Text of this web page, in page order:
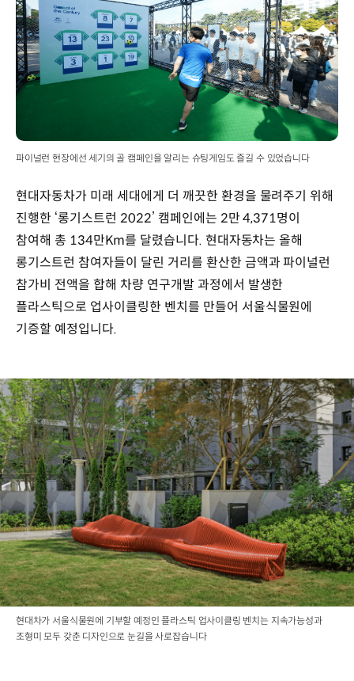
파이널런 현장에선 세기의 골 캠페인을 알리는 슈팅게임도 즐길 수 있었습니다
현대자동차가 미래 세대에게 더 깨끗한 환경을 물려주기 위해
진행한 ‘롱기스트런 2022’ 캠페인에는 2만 4,371명이
참여해 총 134만Km를 달렸습니다. 현대자동차는 올해
롱기스트런 참여자들이 달린 거리를 환산한 금액과 파이널런
참가비 전액을 합해 차량 연구개발 과정에서 발생한
플라스틱으로 업사이클링한 벤치를 만들어 서울식물원에
기증할 예정입니다.
현대차가 서울식물원에 기부할 예정인 플라스틱 업사이클링 벤치는 지속가능성과
조형미 모두 갖춘 디자인으로 눈길을 사로잡습니다